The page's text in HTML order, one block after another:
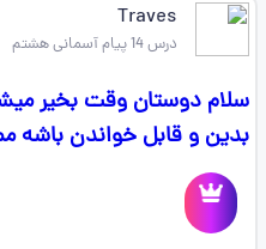
Traves
درس 14 پیام آسمانی هشتم
بدین و قابل خواندن باشه